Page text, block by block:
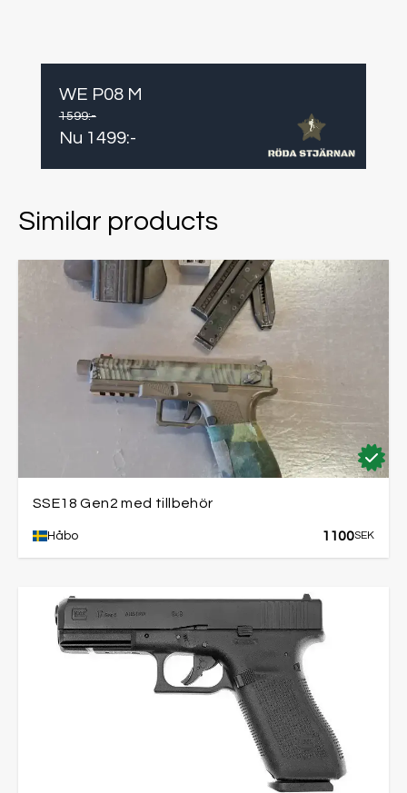
WE P08 M
1599:-
Nu 1499:-
Similar products
SSE18 Gen2 med tillbehör
Håbo 1100SEK